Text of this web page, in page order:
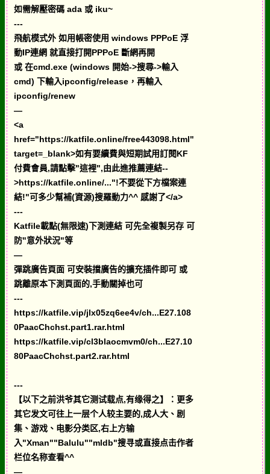
如需解壓密碼 ada 或 iku~
---
飛航模式外 如用帳密使用 windows PPPoE 浮
動IP連網 就直接打開PPPoE 斷網再開
或 在cmd.exe (windows 開始->搜尋->輸入
cmd) 下輸入ipconfig/release，再輸入
ipconfig/renew
—
<a
href="https://katfile.online/free443098.html"
target=_blank>如有要續費與短期試用訂閱KF
付費會員,請點擊"這裡",由此進推薦連結--
>https://katfile.online/..."!不要從下方檔案連
結!"可多少幫補(資源)搜羅動力^^ 感謝了</a>
---
Katfile載點(無限速)下測連結 可先全複製另存 可
防"意外狀況"等
—
彈跳廣告頁面 可安裝擋廣告的擴充插件即可 或
跳離原本下測頁面的,手動關掉也可
---
https://katfile.vip/jlx05zq6ee4v/ch...E27.108
0PaacChchst.part1.rar.html
https://katfile.vip/cl3blaocmvm0/ch...E27.10
80PaacChchst.part2.rar.html
---
【以下之前洪爷其它测试载点,有缘得之】：更多
其它发文可往上一层个人较主要的,成人大、剧
集、游戏、电影分类区,右上方输
入"Xman""Balulu""mldb"搜寻或直接点击作者
栏位名称查看^^
—